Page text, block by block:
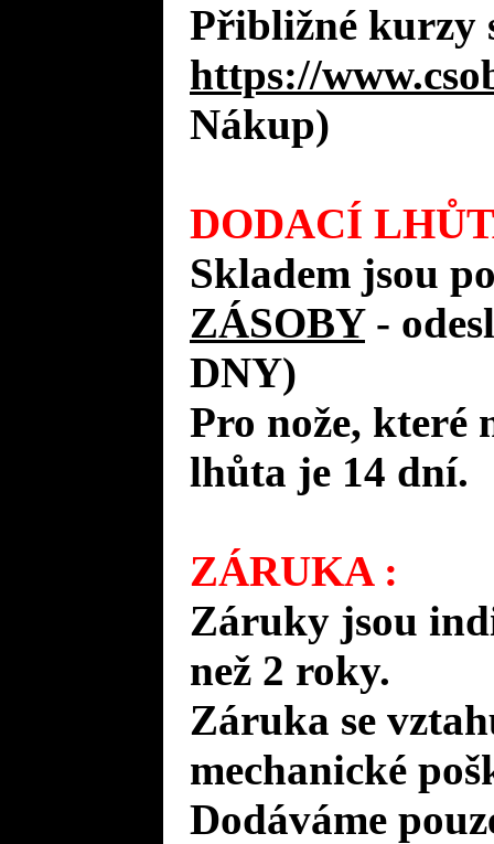
Přibližné kurzy
https://
Nákup)
DODACÍ
Skladem jsou
ZÁSOBY -
DNY)
Pro nože, které
lhůta je 14 dní.
ZÁRUKA :
Záruky jsou
než 2 roky.
Záruka se
mechanické
Dodáváme